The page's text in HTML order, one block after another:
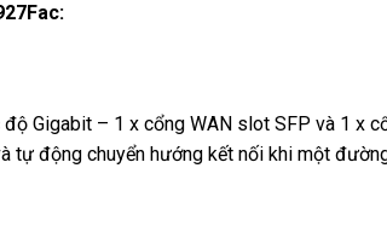
Gigabit – 1 x cổng WAN slot SFP và 1 x
tự động chuyển hướng kết nối khi một